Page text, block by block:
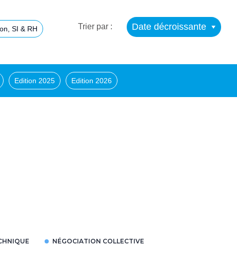
SI & RH Trier par : Date décroissante
Edition 2025 Edition 2026
NÉGOCIATION COLLECTIVE